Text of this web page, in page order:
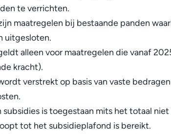
te verrichten.
maatregelen bij bestaande panden
uitgesloten.
alleen voor maatregelen die vanaf
kracht).
verstrekt op basis van vaste
subsidies is toegestaan mits het totaal
tot het subsidieplafond is bereikt.